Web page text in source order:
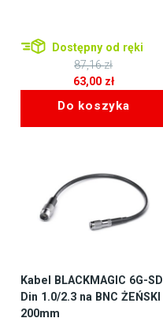
Dostępny od ręki
87,16zł
wynosiła:
87,16 zł.
63,00 zł
wynosi:
Do koszyka
Kabel BLACKMAGIC 6G-SDI
Din 1.0/2.3 na BNC ŻEŃSKI
200mm